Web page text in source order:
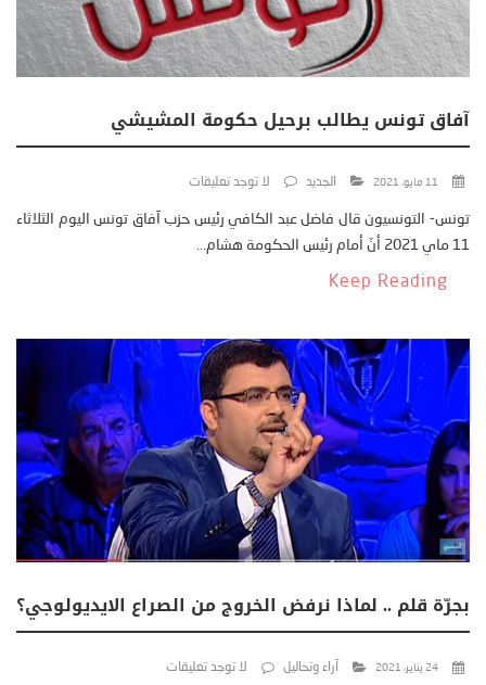
آفاق تونس يطالب برحيل حكومة المشيشي
11 مايو، 2021 الجديد لا توجد تعليقات
تونس- التونسيون قال فاضل عبد الكافي رئيس حزب آفاق تونس اليوم الثلاثاء
11 ماي 2021 أنّ أمام رئيس الحكومة هشام...
Keep Reading
بجرّة قلم .. لماذا نرفض الخروج من الصراع الايديولوجي؟
24 يناير، 2021 آراء وتحاليل لا توجد تعليقات